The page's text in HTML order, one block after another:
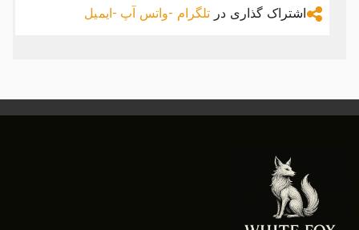
اشتراک گذاری در تلگرام -واتس آپ - ایمیل